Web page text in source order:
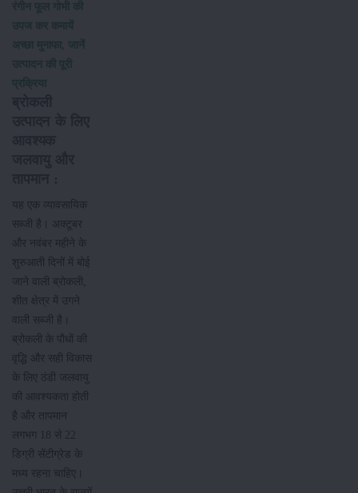
रंगीन फूल गोभी की
उपज कर कमायें
अच्छा मुनाफा, जानें
उत्पादन की पूरी
प्रक्रिया
यह एक व्यावसायिक
सब्जी है। अक्टूबर
और नवंबर महीने के
शुरुआती दिनों में बोई
जाने वाली ब्रोकली,
शीत क्षेत्र में उगने
वाली सब्जी है।
ब्रोकली के पौधों की
वृद्धि और सही विकास
के लिए ठंडी जलवायु
की आवश्यकता होती
है और तापमान
लगभग 18 से 22
डिग्री सेंटीग्रेड के
मध्य रहना चाहिए।